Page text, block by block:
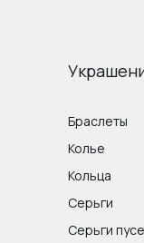
Браслеты
Колье
Кольца
Серьги
Серьги